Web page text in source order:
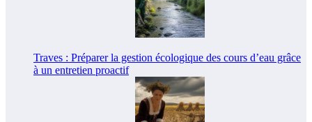
Traves : Préparer la gestion écologique des cours d’eau grâce
à un entretien proactif